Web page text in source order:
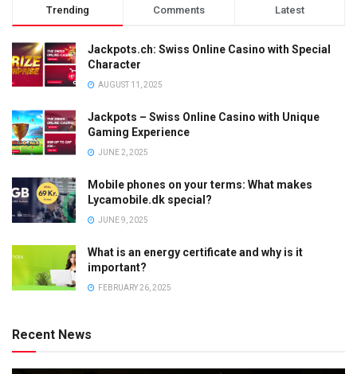
Trending Comments Latest
Jackpots.ch: Swiss Online Casino with Special
Character
AUGUST 11, 2025
Jackpots – Swiss Online Casino with Unique
Gaming Experience
JUNE 2, 2025
Mobile phones on your terms: What makes
Lycamobile.dk special?
JUNE 9, 2025
What is an energy certificate and why is it
important?
FEBRUARY 26, 2025
Recent News